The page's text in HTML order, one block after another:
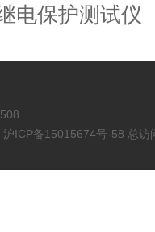
电保护测试仪
沪ICP备15015674号-58 总访